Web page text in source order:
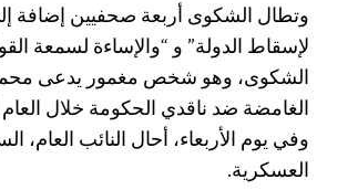
وتطال الشكوى أربعة صحفيين إضافة
لإسقاط الدولة” و “والإساءة لسمعة
الشكوى، وهو شخص مغمور يدعى
الغامضة ضد ناقدي الحكومة خلال
وفي يوم الأربعاء، أحال النائب العام،
العسكرية.